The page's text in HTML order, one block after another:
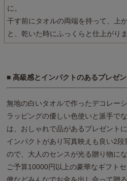
に。
干す前にタオルの両端を持って、上
と、乾いた時にふっくらと仕上がりま
■ 高級感とインパクトのあるプレゼ
無地の白いタオルで作ったデコレー
ラッピングの優しい色使いと派手で
は、おしゃれで品があるプレゼント
インパクトがあり写真映えも良い2
ので、大人のセンスが光る贈り物にな
ご予算10000円以上の豪華なギフト
僚などみんなでお金を出し合って贈